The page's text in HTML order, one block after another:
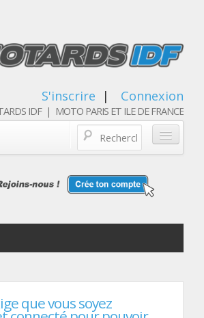
S'inscrire | Connexion
IDF | MOTO PARIS ET ILE DE FRANCE
que vous soyez